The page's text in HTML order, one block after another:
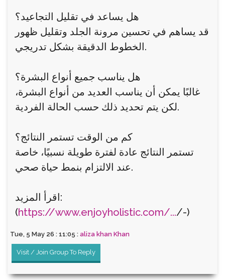
هل يساعد في تقليل التجاعيد؟
قد يساهم في تحسين مرونة الجلد وتقليل ظهور
الخطوط الدقيقة بشكل تدريجي.
هل يناسب جميع أنواع البشرة؟
غالبًا يمكن أن يناسب العديد من أنواع البشرة،
لكن يتم تحديد ذلك حسب الحالة الفردية.
كم من الوقت تستمر النتائج؟
تستمر النتائج عادة لفترة طويلة نسبيًا، خاصة
عند الالتزام بنمط حياة صحي.
اقرأ المزيد:
(https://www.enjoyholistic.com/.../-)
Tue, 5 May 26 : 11:05 : aliza khan Khan
Visit / Join Group To Reply